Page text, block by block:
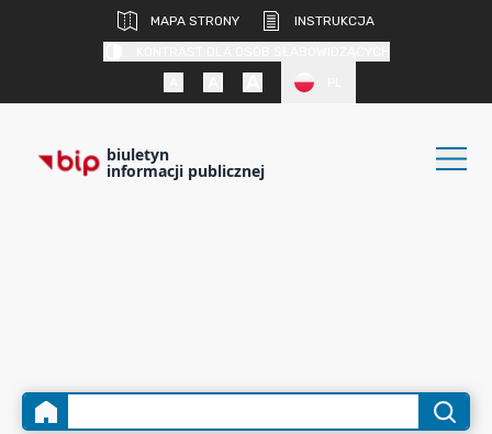
MAPA STRONY
INSTRUKCJA
biuletyn
informacji publicznej